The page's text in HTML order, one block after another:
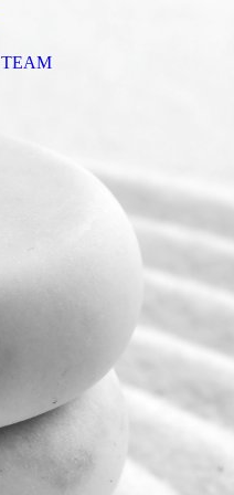
TEAM